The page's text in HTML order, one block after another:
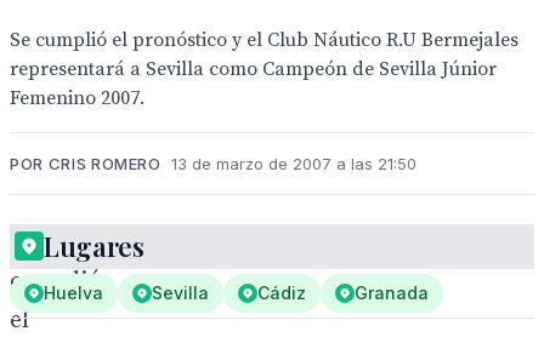
Se cumplió el pronóstico y el Club Náutico R.U Bermejales
representará a Sevilla como Campeón de Sevilla Júnior
Femenino 2007.
POR CRIS ROMERO 13 de marzo de 2007 a las 21:50
Se
cumplió
el
Lugares
Huelva Sevilla Cádiz Granada